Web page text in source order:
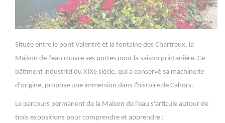
Située entre le pont Valentré et la fontaine des Chartreux, la
Maison de l’eau rouvre ses portes pour la saison printanière. Ce
bâtiment industriel du XIXe siècle, qui a conservé sa machinerie
d'origine, propose une immersion dans l'histoire de Cahors.
Le parcours permanent de la Maison de l’eau s'articule autour de
trois expositions pour comprendre et apprendre :